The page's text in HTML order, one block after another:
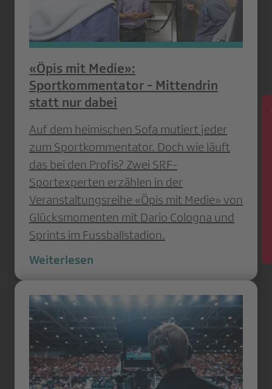
«Öpis mit Medie»:
Sportkommentator - Mittendrin
statt nur dabei
Auf dem heimischen Sofa mutiert jeder
zum Sportkommentator. Doch wie läuft
das bei den Profis? Zwei SRF-
Sportexperten erzählen in der
Veranstaltungsreihe «Öpis mit Medie» von
Glücksmomenten mit Dario Cologna und
Sprints im Fussballstadion.
Weiterlesen